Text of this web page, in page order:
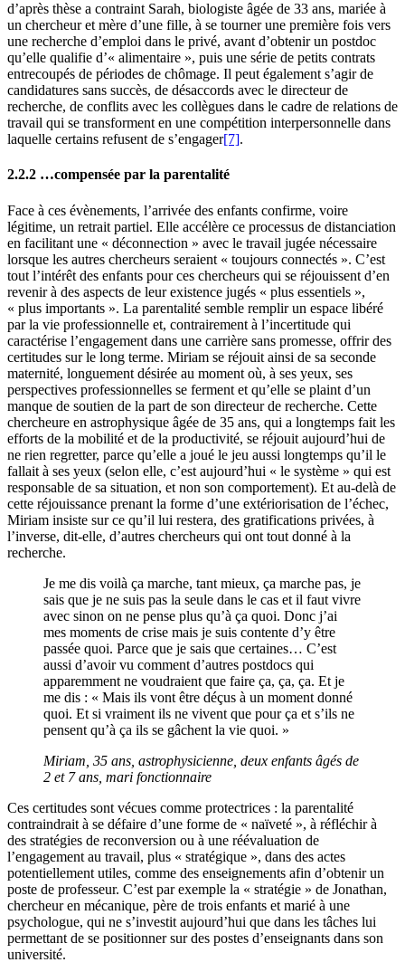
d’après thèse a contraint Sarah, biologiste âgée de 33 ans, mariée à
un chercheur et mère d’une fille, à se tourner une première fois vers
une recherche d’emploi dans le privé, avant d’obtenir un postdoc
qu’elle qualifie d’« alimentaire », puis une série de petits contrats
entrecoupés de périodes de chômage. Il peut également s’agir de
candidatures sans succès, de désaccords avec le directeur de
recherche, de conflits avec les collègues dans le cadre de relations de
travail qui se transforment en une compétition interpersonnelle dans
laquelle certains refusent de s’engager[7].
2.2.2 …compensée par la parentalité
Face à ces évènements, l’arrivée des enfants confirme, voire
légitime, un retrait partiel. Elle accélère ce processus de distanciation
en facilitant une « déconnection » avec le travail jugée nécessaire
lorsque les autres chercheurs seraient « toujours connectés ». C’est
tout l’intérêt des enfants pour ces chercheurs qui se réjouissent d’en
revenir à des aspects de leur existence jugés « plus essentiels »,
« plus importants ». La parentalité semble remplir un espace libéré
par la vie professionnelle et, contrairement à l’incertitude qui
caractérise l’engagement dans une carrière sans promesse, offrir des
certitudes sur le long terme. Miriam se réjouit ainsi de sa seconde
maternité, longuement désirée au moment où, à ses yeux, ses
perspectives professionnelles se ferment et qu’elle se plaint d’un
manque de soutien de la part de son directeur de recherche. Cette
chercheure en astrophysique âgée de 35 ans, qui a longtemps fait les
efforts de la mobilité et de la productivité, se réjouit aujourd’hui de
ne rien regretter, parce qu’elle a joué le jeu aussi longtemps qu’il le
fallait à ses yeux (selon elle, c’est aujourd’hui « le système » qui est
responsable de sa situation, et non son comportement). Et au-delà de
cette réjouissance prenant la forme d’une extériorisation de l’échec,
Miriam insiste sur ce qu’il lui restera, des gratifications privées, à
l’inverse, dit-elle, d’autres chercheurs qui ont tout donné à la
recherche.
Je me dis voilà ça marche, tant mieux, ça marche pas, je
sais que je ne suis pas la seule dans le cas et il faut vivre
avec sinon on ne pense plus qu’à ça quoi. Donc j’ai
mes moments de crise mais je suis contente d’y être
passée quoi. Parce que je sais que certaines… C’est
aussi d’avoir vu comment d’autres postdocs qui
apparemment ne voudraient que faire ça, ça, ça. Et je
me dis : « Mais ils vont être déçus à un moment donné
quoi. Et si vraiment ils ne vivent que pour ça et s’ils ne
pensent qu’à ça ils se gâchent la vie quoi. »
Miriam, 35 ans, astrophysicienne, deux enfants âgés de
2 et 7 ans, mari fonctionnaire
Ces certitudes sont vécues comme protectrices : la parentalité
contraindrait à se défaire d’une forme de « naïveté », à réfléchir à
des stratégies de reconversion ou à une réévaluation de
l’engagement au travail, plus « stratégique », dans des actes
potentiellement utiles, comme des enseignements afin d’obtenir un
poste de professeur. C’est par exemple la « stratégie » de Jonathan,
chercheur en mécanique, père de trois enfants et marié à une
psychologue, qui ne s’investit aujourd’hui que dans les tâches lui
permettant de se positionner sur des postes d’enseignants dans son
université.